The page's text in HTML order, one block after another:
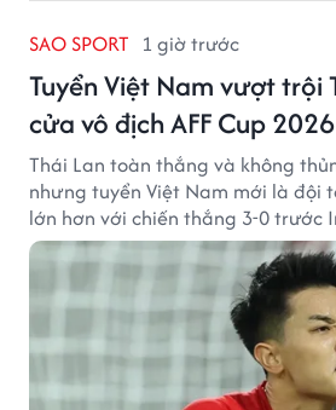
SAO SPORT 1 giờ trước
Tuyển Việt Nam vượt trội
cửa vô địch AFF Cup 2026
Thái Lan toàn thắng và không
nhưng tuyển Việt Nam mới là đội
lớn hơn với chiến thắng 3-0 trước